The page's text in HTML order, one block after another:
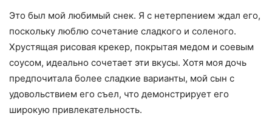
Это был мой любимый снек. Я с нетерпением ждал его,
поскольку люблю сочетание сладкого и соленого.
Хрустящая рисовая крекер, покрытая медом и соевым
соусом, идеально сочетает эти вкусы. Хотя моя дочь
предпочитала более сладкие варианты, мой сын с
удовольствием его съел, что демонстрирует его
широкую привлекательность.